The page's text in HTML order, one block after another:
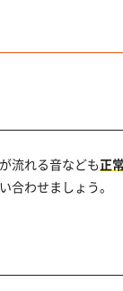
流れる音なども正
わせましょう。